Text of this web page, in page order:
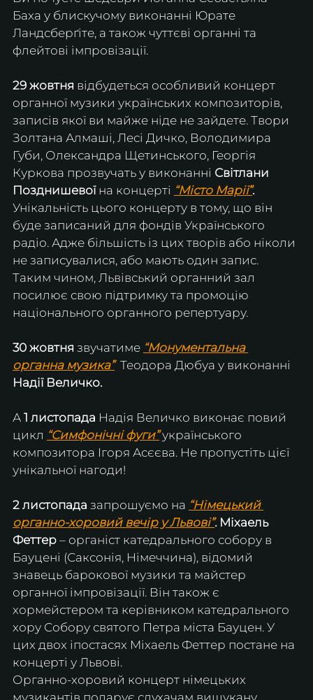
Баха у блискучому виконанні Юрате
Ландсберґіте, а також чуттєві органні та
флейтові імпровізації.
29 жовтня відбудеться особливий концерт
органної музики українських композиторів,
записів якої ви майже ніде не зайдете. Твори
Золтана Алмаші, Лесі Дичко, Володимира
Губи, Олександра Щетинського, Георгія
Куркова прозвучать у виконанні Світлани
Позднишевої на концерті “Місто Марії”.
Унікальність цього концерту в тому, що він
буде записаний для фондів Українського
радіо. Адже більшість із цих творів або ніколи
не записувалися, або мають один запис.
Таким чином, Львівський органний зал
посилює свою підтримку та промоцію
національного органного репертуару.
30 жовтня звучатиме “Монументальна
органна музика” Теодора Дюбуа у виконанні
Надії Величко.
А 1 листопада Надія Величко виконає повий
цикл “Симфонічні фуги” українського
композитора Ігоря Асєєва. Не пропустіть цієї
унікальної нагоди!
2 листопада запрошуємо на “Німецький
органно-хоровий вечір у Львові”. Міхаель
Феттер – органіст катедрального собору в
Бауцені (Саксонія, Німеччина), відомий
знавець барокової музики та майстер
органної імпровізації. Він також є
хормейстером та керівником катедрального
хору Собору святого Петра міста Бауцен. У
цих двох іпостасях Міхаель Феттер постане на
концерті у Львові.
Органно-хоровий концерт німецьких
музикантів подарує слухачам вишукану